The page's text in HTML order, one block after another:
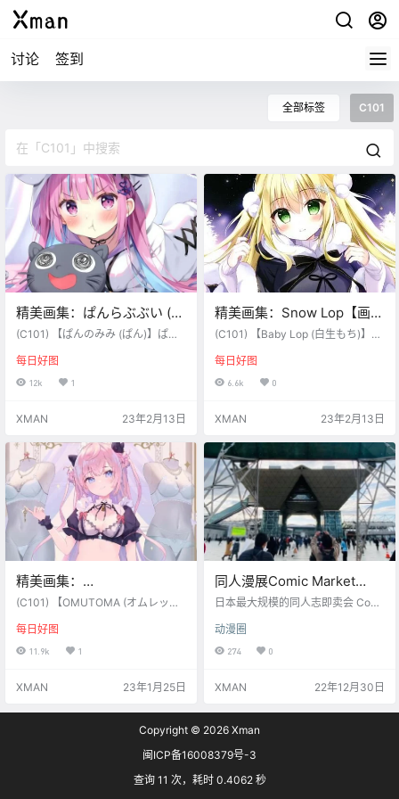
讨论 签到
全部标签 C101
精美画集：ぱんらぶぶい (バ
ーチャルYouTuber)【画
(C101) 【ぱんのみみ (ぱん)】ぱん
每日好图
12k 1
XMAN 23年2月13日
精美画集：Snow Lop【画
师：白生もち】（C101）
(C101) 【Baby Lop (白生もち)】Sn
每日好图
6.6k 0
XMAN 23年2月13日
精美画集：
LINJEWELRY【画师：オム
(C101) 【OMUTOMA (オムレット
每日好图
11.9k 1
XMAN 23年1月25日
同人漫展Comic Market
101【C101】今日正式开幕
日本最大规模的同人志即卖会 Comi
30日）正式开幕。 ​​​
动漫圈
274 0
XMAN 22年12月30日
Copyright © 2026 Xman
闽ICP备16008379号-3
查询 11 次，耗时 0.4062 秒